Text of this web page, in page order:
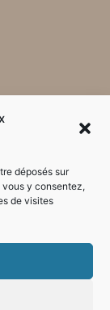
déposés sur
vous y consentez,
de visites